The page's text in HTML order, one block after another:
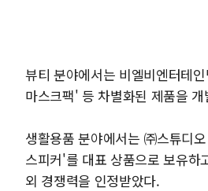
뷰티 분야에서는 비엘비엔터테
마스크팩' 등 차별화된 제품을
생활용품 분야에서는 ㈜스튜디
스피커'를 대표 상품으로 보유
외 경쟁력을 인정받았다.